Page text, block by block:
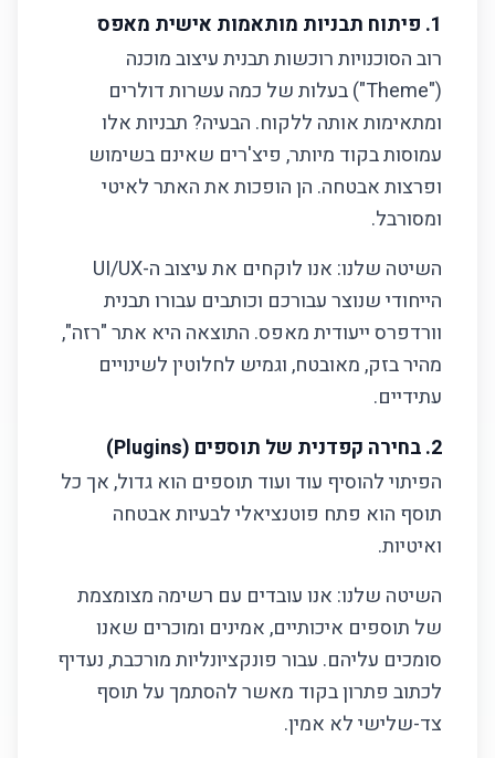
1. פיתוח תבניות מותאמות אישית מאפס
רוב הסוכנויות רוכשות תבנית עיצוב מוכנה
("Theme") בעלות של כמה עשרות דולרים
ומתאימות אותה ללקוח. הבעיה? תבניות אלו
עמוסות בקוד מיותר, פיצ'רים שאינם בשימוש
ופרצות אבטחה. הן הופכות את האתר לאיטי
ומסורבל.
השיטה שלנו: אנו לוקחים את עיצוב ה-UI/UX
הייחודי שנוצר עבורכם וכותבים עבורו תבנית
וורדפרס ייעודית מאפס. התוצאה היא אתר "רזה",
מהיר בזק, מאובטח, וגמיש לחלוטין לשינויים
עתידיים.
2. בחירה קפדנית של תוספים (Plugins)
הפיתוי להוסיף עוד ועוד תוספים הוא גדול, אך כל
תוסף הוא פתח פוטנציאלי לבעיות אבטחה
ואיטיות.
השיטה שלנו: אנו עובדים עם רשימה מצומצמת
של תוספים איכותיים, אמינים ומוכרים שאנו
סומכים עליהם. עבור פונקציונליות מורכבת, נעדיף
לכתוב פתרון בקוד מאשר להסתמך על תוסף
צד-שלישי לא אמין.